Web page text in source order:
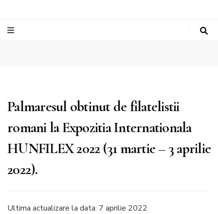
Palmaresul obtinut de filatelistii
romani la Expozitia Internationala
HUNFILEX 2022 (31 martie – 3 aprilie
2022).
Ultima actualizare la data: 7 aprilie 2022